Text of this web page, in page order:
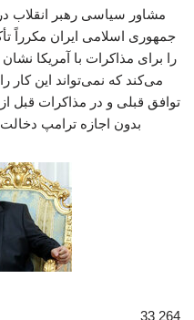
مشاور سیاسی رهبر انقلاب
جمهوری اسلامی ایران مکرراً
را برای مذاکرات با آمریکا
می‌کند که نمی‌تواند این کار
توافق قبلی و در مذاکرات قبل
بدون اجازه ترامپ
264 33